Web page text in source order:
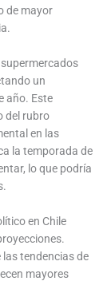
de mayor
un
año. Este
del rubro
en las
la temporada de
lo que podría
en Chile
tendencias de
mayores